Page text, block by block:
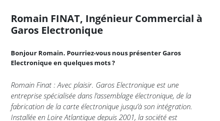
Romain FINAT, Ingénieur Commercial à
Garos Electronique
Bonjour Romain. Pourriez-vous nous présenter Garos
Electronique en quelques mots ?
Romain Finat : Avec plaisir. Garos Electronique est une
entreprise spécialisée dans l’assemblage électronique, de la
fabrication de la carte électronique jusqu’à son intégration.
Installée en Loire Atlantique depuis 2001, la société est